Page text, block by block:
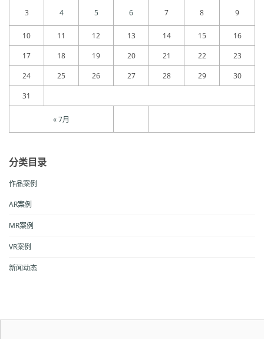
« 7月
3 4 5 6 7 8 9
10 11 12 13 14 15
16
17
18 19 20 21 22
23
24
25 26 27 28 29
30
31
分类目录
作品案例
AR案例
MR案例
VR案例
新闻动态